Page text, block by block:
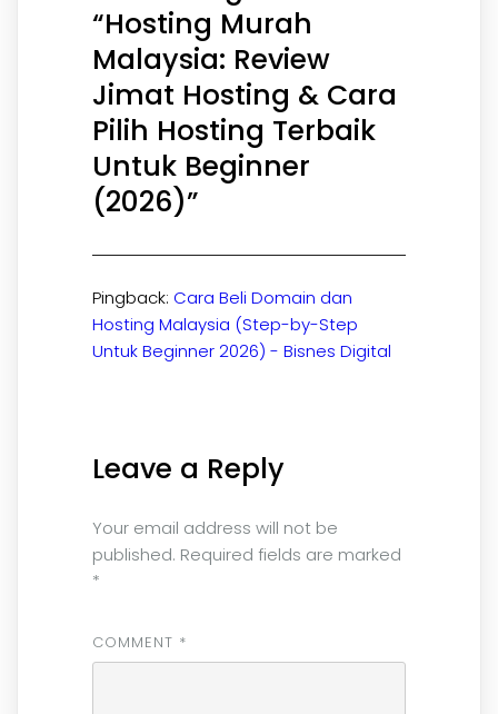
“Hosting Murah
Malaysia: Review
Jimat Hosting & Cara
Pilih Hosting Terbaik
Untuk Beginner
(2026)”
Pingback: Cara Beli Domain dan
Hosting Malaysia (Step-by-Step
Untuk Beginner 2026) - Bisnes Digital
Leave a Reply
Your email address will not be
published. Required fields are marked
*
COMMENT *